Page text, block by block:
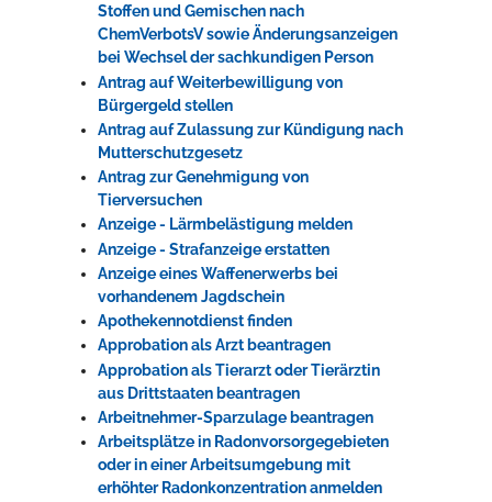
Stoffen und Gemischen nach
ChemVerbotsV sowie Änderungsanzeigen
bei Wechsel der sachkundigen Person
Antrag auf Weiterbewilligung von
Bürgergeld stellen
Antrag auf Zulassung zur Kündigung nach
Mutterschutzgesetz
Antrag zur Genehmigung von
Tierversuchen
Anzeige - Lärmbelästigung melden
Anzeige - Strafanzeige erstatten
Anzeige eines Waffenerwerbs bei
vorhandenem Jagdschein
Apothekennotdienst finden
Approbation als Arzt beantragen
Approbation als Tierarzt oder Tierärztin
aus Drittstaaten beantragen
Arbeitnehmer-Sparzulage beantragen
Arbeitsplätze in Radonvorsorgegebieten
oder in einer Arbeitsumgebung mit
erhöhter Radonkonzentration anmelden